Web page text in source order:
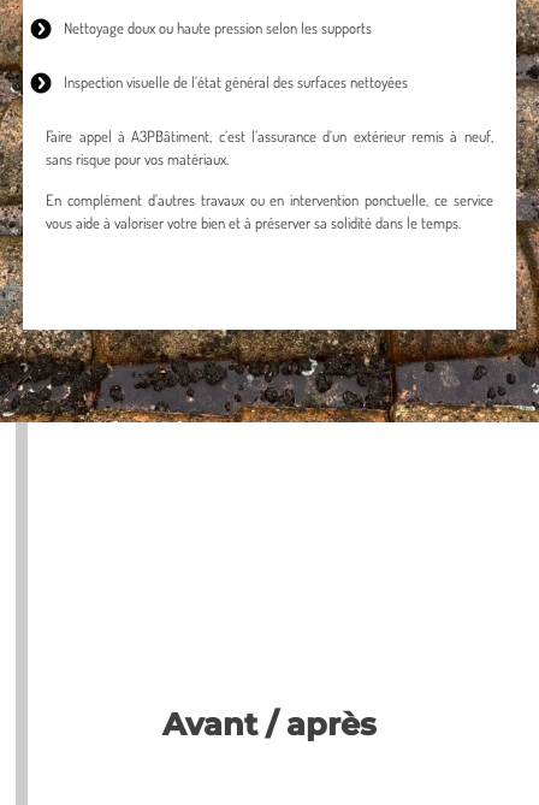
Nettoyage doux ou haute pression selon les supports
Inspection visuelle de l’état général des surfaces nettoyées
Faire appel à A3PBâtiment, c’est l’assurance d’un extérieur remis à neuf,
sans risque pour vos matériaux.
En complément d’autres travaux ou en intervention ponctuelle, ce service
vous aide à valoriser votre bien et à préserver sa solidité dans le temps.
Avant / après